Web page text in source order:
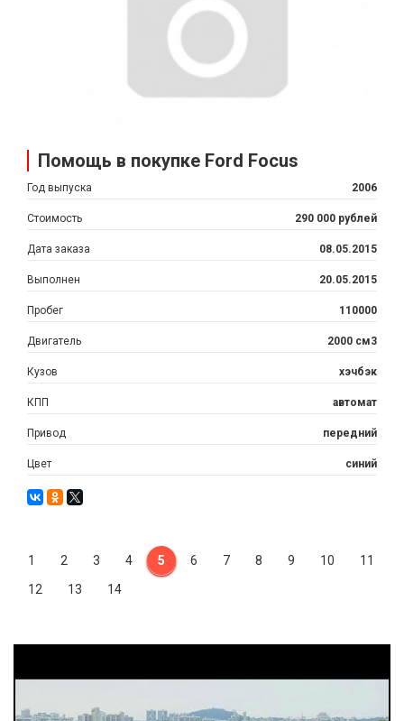
Помощь в покупке Ford Focus
Год выпуска 2006
Стоимость 290 000 рублей
Дата заказа 08.05.2015
Выполнен 20.05.2015
Пробег 110000
Двигатель 2000 см3
Кузов хэчбэк
КПП автомат
Привод передний
Цвет синий
1 2 3 4 5 6 7 8 9 10
11
12
13 14